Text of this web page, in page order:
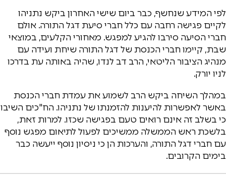
לפי המידע שנחשף, כבר ביום שישי האחרון ביקש נתניהו
לקיים פגישה רחבה עם כלל חברי סיעת דגל התורה. אולם
חברי הסיעה סירבו להגיע למפגש. מאחורי הקלעים, במוצאי
שבת, קיימו חברי הכנסת של דגל התורה שיחת ועידה עם
מנהיג הציבור הליטאי, הרב דב לנדו, שהיה באותה עת בדרכו
לניו יורק.
במהלך השיחה ביקש הרב לשמוע את עמדת חברי הכנסת
באשר לאפשרות להיענות להזמנתו של נתניהו. הח"כים השיבו
כי בשלב זה אינם רואים טעם בפגישה שכזו. למרות זאת,
בלשכת ראש הממשלה ממשיכים לפעול לתיאום מפגש נוסף
עם חברי דגל התורה, והערכות הן כי ניסיון נוסף ייעשה כבר
בימים הקרובים.